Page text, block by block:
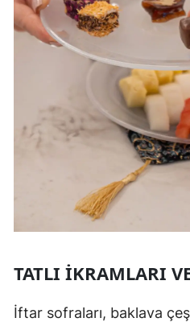
TATLI İKRAMLARI
İftar sofraları, baklava